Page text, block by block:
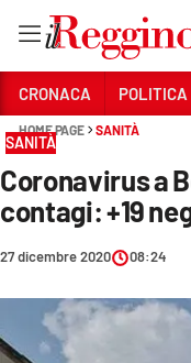
Sezioni
CRONACA
POLITICA
AMBIENTE
CRONACA POLITICA
HOME PAGE SANITÀ
SANITÀ
Coronavirus a
contagi: +19
27 dicembre 2020 08:24